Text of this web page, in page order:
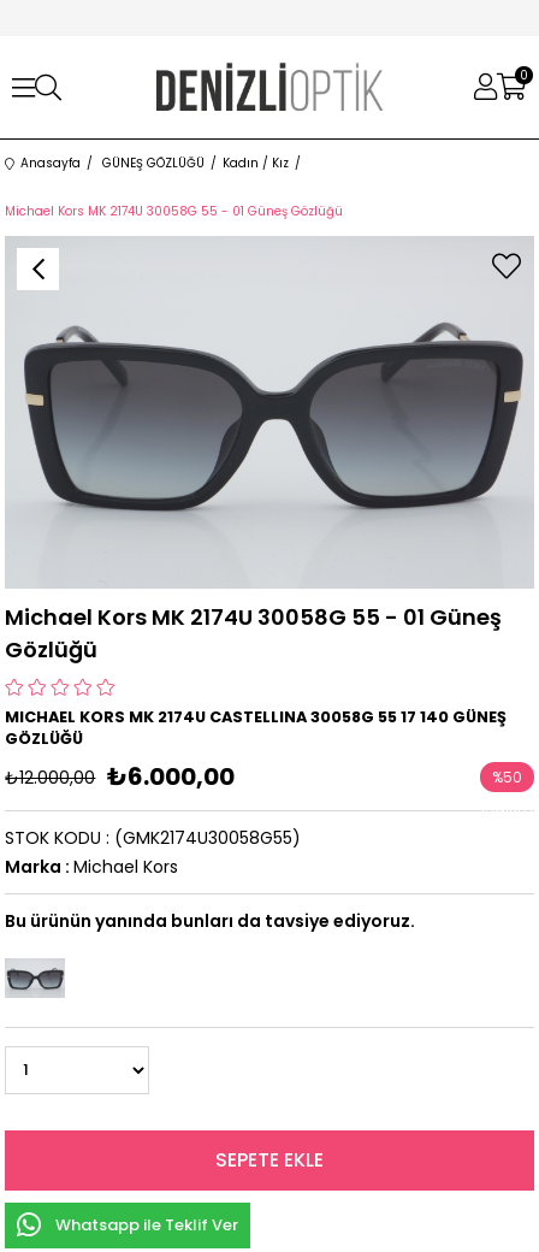
0
Anasayfa GÜNEŞ GÖZLÜĞÜ Kadın / Kız
Michael Kors MK 2174U 30058G 55 - 01 Güneş Gözlüğü
Michael Kors MK 2174U 30058G 55 - 01 Güneş
Gözlüğü
MICHAEL KORS MK 2174U CASTELLINA 30058G 55 17 140 GÜNEŞ
GÖZLÜĞÜ
₺12.000,00 ₺6.000,00 %50
İndirim
(GMK2174U30058G55)
STOK KODU
Marka : Michael Kors
Bu ürünün yanında bunları da tavsiye ediyoruz.
Whatsapp ile Teklif Ver